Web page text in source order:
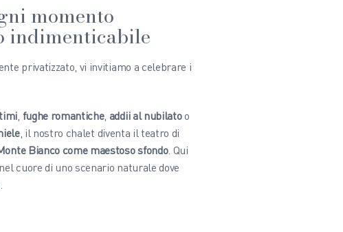
momento
indimenticabile
privatizzato, vi invitiamo a celebrare i
, fughe romantiche, addii al nubilatoo
, il nostro chalet diventa il teatro di
Bianco come maestoso sfondo. Qui
cuore di uno scenario naturale dove